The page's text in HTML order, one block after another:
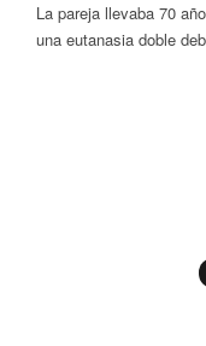
La pareja llevaba 70
una eutanasia doble